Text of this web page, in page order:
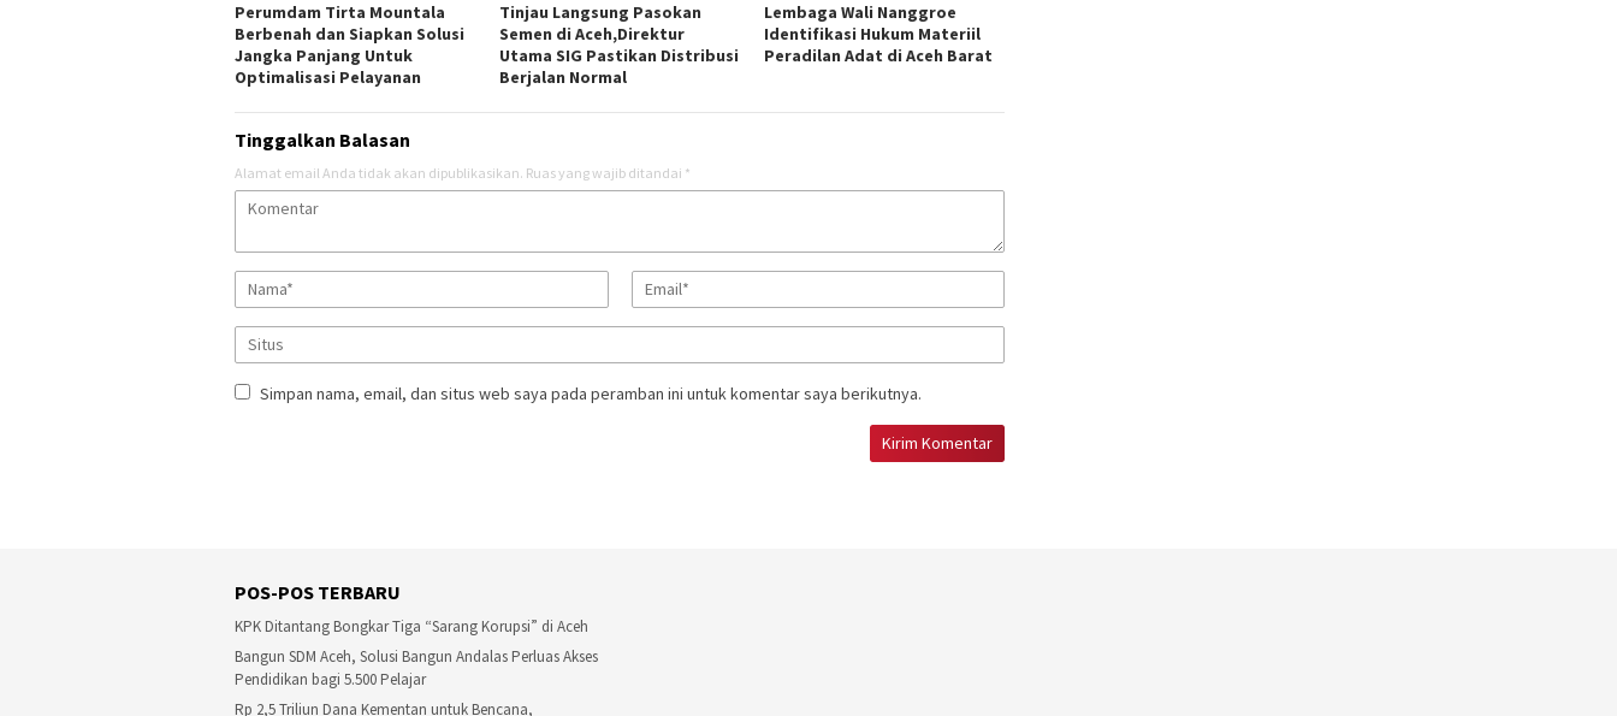
Perumdam Tirta Mountala
Berbenah dan Siapkan Solusi
Jangka Panjang Untuk
Optimalisasi Pelayanan
Tinjau Langsung Pasokan
Semen di Aceh,Direktur
Utama SIG Pastikan Distribusi
Berjalan Normal
Lembaga Wali Nanggroe
Identifikasi Hukum Materiil
Peradilan Adat di Aceh Barat
Tinggalkan Balasan
Alamat email Anda tidak akan dipublikasikan. Ruas yang wajib ditandai *
Simpan nama, email, dan situs web saya pada peramban ini untuk komentar saya berikutnya.
POS-POS TERBARU
KPK Ditantang Bongkar Tiga “Sarang Korupsi” di Aceh
Bangun SDM Aceh, Solusi Bangun Andalas Perluas Akses
Pendidikan bagi 5.500 Pelajar
Rp 2,5 Triliun Dana Kementan untuk Bencana,